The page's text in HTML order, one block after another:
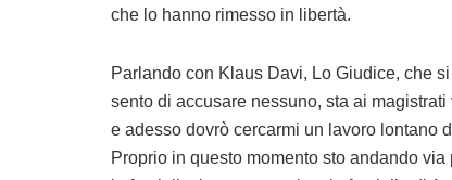
che lo hanno rimesso in libertà.
Parlando con Klaus Davi, Lo Giudice, che
sento di accusare nessuno, sta ai
e adesso dovrò cercarmi un lavoro lontano
Proprio in questo momento sto andando